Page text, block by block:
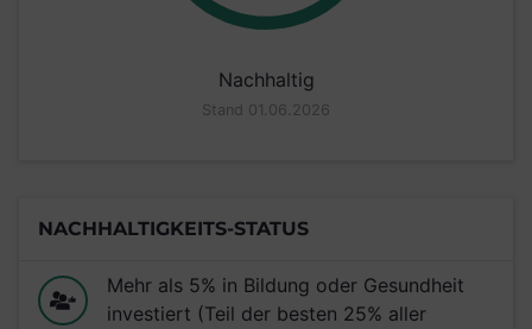
Nachhaltig
Stand 01.06.2026
NACHHALTIGKEITS-STATUS
Mehr als 5% in Bildung oder Gesundheit
investiert (Teil der besten 25% aller